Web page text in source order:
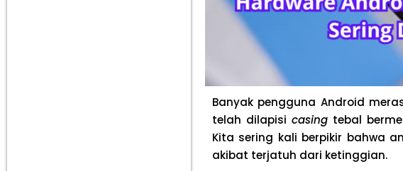
Banyak pengguna Android
telah dilapisi casingtebal
Kita sering kali berpikir bahwa
akibat terjatuh dari ketinggian.